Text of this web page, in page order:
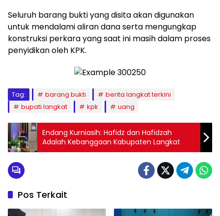
Seluruh barang bukti yang disita akan digunakan
untuk mendalami aliran dana serta mengungkap
konstruksi perkara yang saat ini masih dalam proses
penyidikan oleh KPK.
Tag: barang bukti
berita langkat terkini
bupati langkat
kpk uang
Endang Kurniasih: Hafidz dan Hafidzah
Adalah Kebanggaan Kabupaten Langkat
Pos Terkait